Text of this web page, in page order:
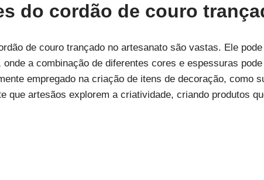
do cordão de couro
de couro trançado no artesanato são vastas. Ele
onde a combinação de diferentes cores e espessuras
empregado na criação de itens de decoração, como
que artesãos explorem a criatividade, criando produtos